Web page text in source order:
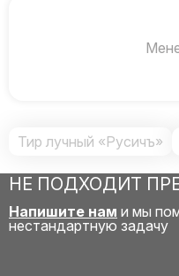
Тир лучный «Русичъ»
НЕ ПОДХОДИТ
Напишите нам и мы
нестандартную задачу